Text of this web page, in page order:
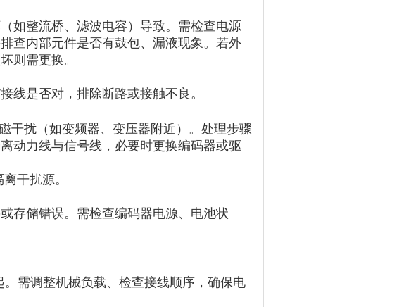
如整流桥、滤波电容）导致。需检查电源
查内部元件是否有鼓包、漏液现象。若外
则需更换。
线是否对，排除断路或接触不良。
干扰（如变频器、变压器附近）。 处理步骤
动力线与信号线，必要时更换编码器或驱
干扰源。
存储错误。需检查编码器电源、电池状
需调整机械负载、检查接线顺序，确保电